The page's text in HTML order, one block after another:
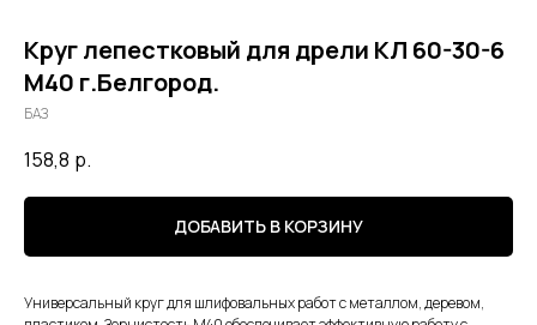
Круг лепестковый для дрели КЛ 60-30-6
М40 г.Белгород.
БАЗ
158,8 р.
ДОБАВИТЬ В КОРЗИНУ
Универсальный круг для шлифовальных работ с металлом, деревом,